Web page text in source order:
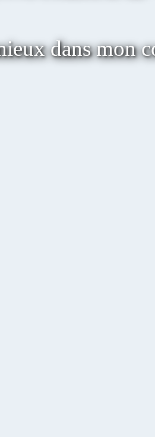
dans mon
et